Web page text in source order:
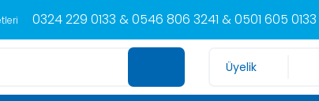
0324 229 0133 & 0546 806 3241 & 0501 605 0133
Üyelik